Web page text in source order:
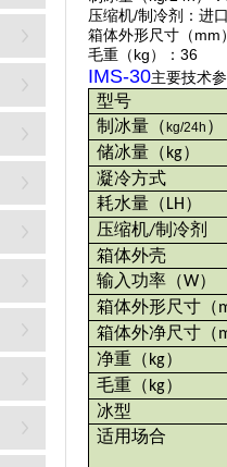
压缩机/制冷剂：进
箱体外形尺寸（mm
毛重（kg）：36
IMS-30主要技术
型号
制冰量 （kg/24h ）
储冰量 （ kg）
凝冷方式
耗水量 （ LH ）
压缩机/制冷剂
箱体外壳
输入功率 （W）
箱体外形尺寸 （
箱体外净尺寸 （
净重 （ kg）
毛重 （ kg）
冰型
适用场合